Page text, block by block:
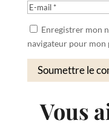
Enregistrer mon
navigateur pour
Soumettre le
Vous